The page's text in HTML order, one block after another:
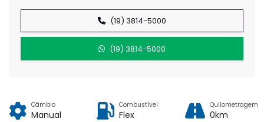
(19) 3814-5000
(19) 3814-5000
Câmbio
Manual
Combustível
Flex
Quilometragem
0km